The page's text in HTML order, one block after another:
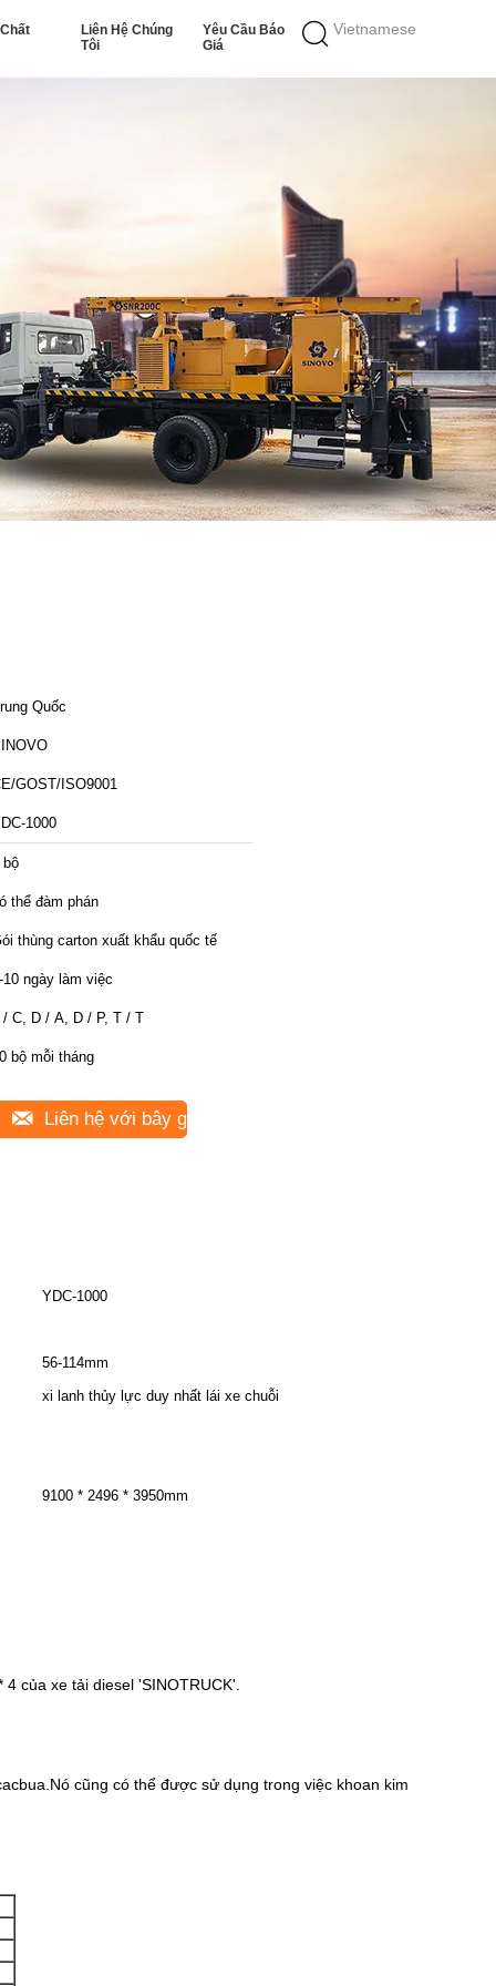
Vietnamese
Liên Hệ Chúng
Tôi
Yêu Cầu Báo
Giá
Quốc
GOST/ISO9001
1000
bộ
thể đàm phán
thùng carton xuất khẩu quốc tế
10 ngày làm việc
/ C, D / A, D / P, T / T
bộ mỗi tháng
Liên hệ với bây giờ
YDC-1000
56-114mm
xi lanh thủy lực duy nhất lái xe chuỗi
9100 * 2496 * 3950mm
của xe tải diesel 'SINOTRUCK'.
cũng có thể được sử dụng trong việc khoan kim